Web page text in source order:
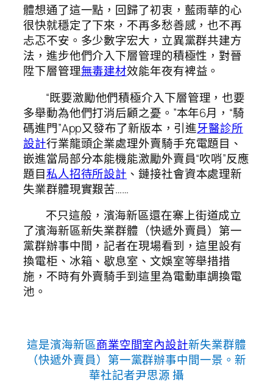
體想通了這一點，回歸了初衷，藍雨華的心
很快就穩定了下來，不再多愁善感，也不再
忐忑不安。多少數字宏大，立異黨群共建方
法，進步他們介入下層管理的積極性，對晉
陞下層管理無毒建材效能年夜有裨益。
“既要激勵他們積極介入下層管理，也要
多舉動為他們打消后顧之憂。”本年6月，“騎
碼進門”App又發布了新版本，引進牙醫診所
設計行業龍頭企業處理外賣騎手充電題目、
嵌進當局部分本能機能激勵外賣員“吹哨”反應
題目私人招待所設計 、鏈接社會資本處理新
失業群體現實艱苦……
不只這般，濱海新區還在寨上街道成立
了濱海新區新失業群體（快遞外賣員）第一
黨群辦事中間，記者在現場看到，這里設有
換電柜、冰箱、歇息室、文娛室等舉措措
施，不時有外賣騎手到這里為電動車調換電
池。
這是濱海新區商業空間室內設計新失業群體
（快遞外賣員）第一黨群辦事中間一景。新
華社記者尹思源 攝